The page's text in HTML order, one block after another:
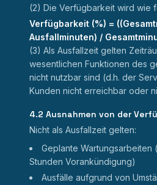
(2) Die Verfügbarkeit wird wie
Verfügbarkeit (%) =
Ausfallminuten) /
(3) Als Ausfallzeit gelten
wesentlichen Funktionen des
nicht nutzbar sind (d.h. der
Kunden nicht erreichbar oder
4.2 Ausnahmen von der
Nicht als Ausfallzeit gelten:
Geplante Wartungsarbeiten
Stunden Vorankündigung)
Ausfälle aufgrund von